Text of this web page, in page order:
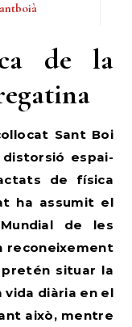
de la
Sant Boi
espai-
de física
ha assumit el
de les
reconeixement
situar la
vida diària en el
això, mentre